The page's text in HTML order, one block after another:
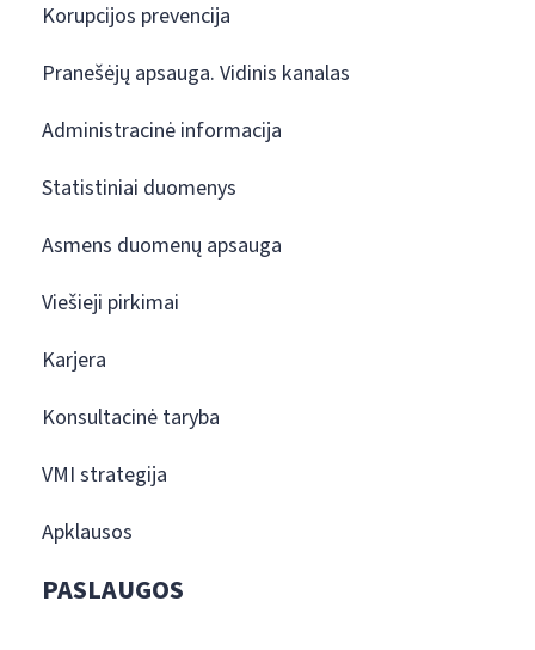
Korupcijos prevencija
Pranešėjų apsauga. Vidinis kanalas
Administracinė informacija
Statistiniai duomenys
Asmens duomenų apsauga
Viešieji pirkimai
Karjera
Konsultacinė taryba
VMI strategija
Apklausos
PASLAUGOS